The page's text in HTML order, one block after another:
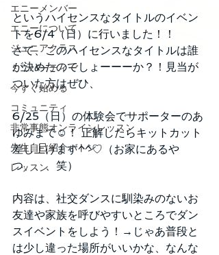
エニーメンバー
エニーについて
ジュニアクラス
ミニパーティー
今すぐ始める
コミュニティ
非常事態オンラインレッスン
先生自己紹介バトン
レッスン
というハイセンスなタイトルのイベン
トを6/4（日）に行いました！！
さて、このハイセンスなタイトルは誰
が決めたのでしょーーーか？！見当が
ついた方はぜひ、
6/25（日）の体験会でサポーターのあ
ゆみまで☺！ 正解したらキットカット
差し上げます^^♡（お家にあるや
つ、、、笑）
内容は、社交ダンスに馴染みのないお
友達や家族を呼びやすいところでダン
スイベントをしよう！→じゃあ普段と
は少し違った場所がいいかな、なんな